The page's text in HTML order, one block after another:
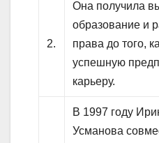
2.
Она получила
образование и
права до того,
успешную
карьеру.
В 1997 году
Усманова